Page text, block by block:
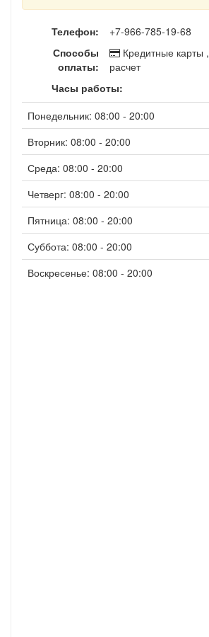
Телефон:
+7-966-785-19-68
Способы
оплаты:
Кредитные карты ,
расчет
Часы работы:
Понедельник: 08:00 - 20:00
Вторник: 08:00 - 20:00
Среда: 08:00 - 20:00
Четверг: 08:00 - 20:00
Пятница: 08:00 - 20:00
Суббота: 08:00 - 20:00
Воскресенье: 08:00 - 20:00